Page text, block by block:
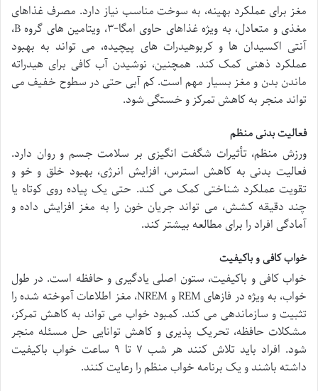
مغز برای عملکرد بهینه، به سوخت مناسب نیاز دارد. مصرف غذاهای
مغذی و متعادل، به ویژه غذاهای حاوی امگا-۳، ویتامین های گروه B،
آنتی اکسیدان ها و کربوهیدرات های پیچیده، می تواند به بهبود
عملکرد ذهنی کمک کند. همچنین، نوشیدن آب کافی برای هیدراته
ماندن بدن و مغز بسیار مهم است. کم آبی حتی در سطوح خفیف می
تواند منجر به کاهش تمرکز و خستگی شود.
فعالیت بدنی منظم
ورزش منظم، تأثیرات شگفت انگیزی بر سلامت جسم و روان دارد.
فعالیت بدنی به کاهش استرس، افزایش انرژی، بهبود خلق و خو و
تقویت عملکرد شناختی کمک می کند. حتی یک پیاده روی کوتاه یا
چند دقیقه کشش، می تواند جریان خون را به مغز افزایش داده و
آمادگی افراد را برای مطالعه بیشتر کند.
خواب کافی و باکیفیت
خواب کافی و باکیفیت، ستون اصلی یادگیری و حافظه است. در طول
خواب، به ویژه در فازهای REM و NREM، مغز اطلاعات آموخته شده را
تثبیت و سازماندهی می کند. کمبود خواب می تواند به کاهش تمرکز،
مشکلات حافظه، تحریک پذیری و کاهش توانایی حل مسئله منجر
شود. افراد باید تلاش کنند هر شب ۷ تا ۹ ساعت خواب باکیفیت
داشته باشند و یک برنامه خواب منظم را رعایت کنند.